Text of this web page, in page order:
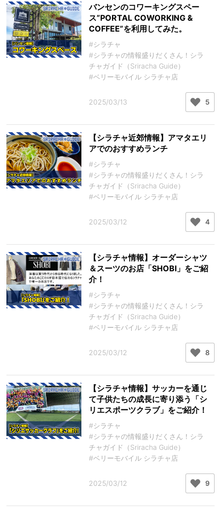
バンセンのコワーキングスペー
ス”PORTAL COWORKING &
COFFEE”を利用してみた。
#シラチャ
#シラチャの情報盛りだくさん！シラ
チャガイド（Sriracha Guide）
#ベリーモバイル シラチャ店
2025/03/13 5
【シラチャ近郊情報】アマタエリ
アでのおすすめランチ
#シラチャ
#シラチャの情報盛りだくさん！シラ
チャガイド（Sriracha Guide）
#ベリーモバイル シラチャ店
2025/03/12 4
【シラチャ情報】オーダーシャツ
＆スーツのお店「SHOBI」をご紹
介！
#シラチャ
#シラチャの情報盛りだくさん！シラ
チャガイド（Sriracha Guide）
#ベリーモバイル シラチャ店
2025/03/12 8
【シラチャ情報】サッカーを通じ
て子供たちの成長に寄り添う「シ
リエスポーツクラブ」をご紹介！
#シラチャ
#シラチャの情報盛りだくさん！シラ
チャガイド（Sriracha Guide）
#ベリーモバイル シラチャ店
2025/03/12 9